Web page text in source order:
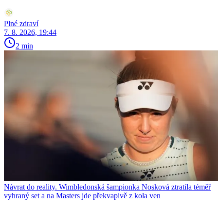
Plné zdraví
7. 8. 2026, 19:44
2 min
Návrat do reality. Wimbledonská šampionka Nosková ztratila téměř
vyhraný set a na Masters jde překvapivě z kola ven